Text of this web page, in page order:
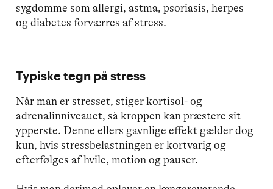
sygdomme som allergi, astma, psoriasis, herpes
og diabetes forværres af stress.
Typiske tegn på stress
Når man er stresset, stiger kortisol- og
adrenalinniveauet, så kroppen kan præstere sit
ypperste. Denne ellers gavnlige effekt gælder dog
kun, hvis stressbelastningen er kortvarig og
efterfølges af hvile, motion og pauser.